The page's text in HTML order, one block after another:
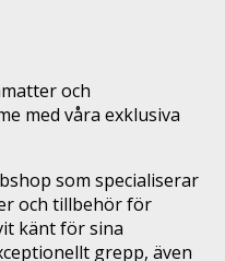
och
med våra exklusiva
som specialiserar
och tillbehör för
känt för sina
grepp, även